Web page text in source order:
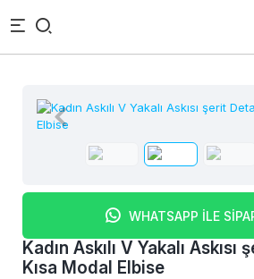
WHATSAPP İLE
Kadın Askılı V Yakalı Askısı
Kısa Modal Elbise